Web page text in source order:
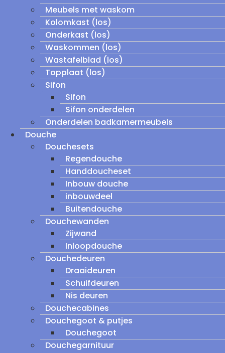
Meubels met waskom
Kolomkast (los)
Onderkast (los)
Waskommen (los)
Wastafelblad (los)
Topplaat (los)
Sifon
Sifon
Sifon onderdelen
Onderdelen badkamermeubels
Douche
Douchesets
Regendouche
Handdoucheset
Inbouw douche
inbouwdeel
Buitendouche
Douchewanden
Zijwand
Inloopdouche
Douchedeuren
Draaideuren
Schuifdeuren
Nis deuren
Douchecabines
Douchegoot & putjes
Douchegoot
Douchegarnituur